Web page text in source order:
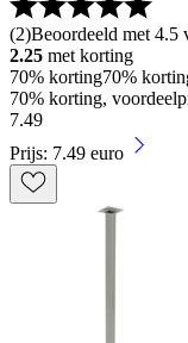
(2)Beoordeeld met 4.5
2.25 met korting
70% korting70%
70% korting,
7.49
Prijs: 7.49 euro